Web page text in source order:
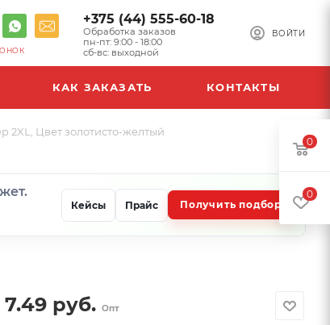
ВОЙТИ
+375 (44) 555-60-18
Обработка заказов
пн-пт: 9:00 - 18:00
сб-вс: выходной
КАК ЗАКАЗАТЬ КОНТАКТЫ
2XL, Цвет золотисто-желтый
Кейсы Прайс Получить подбор
7.49 руб. Опт
0
0